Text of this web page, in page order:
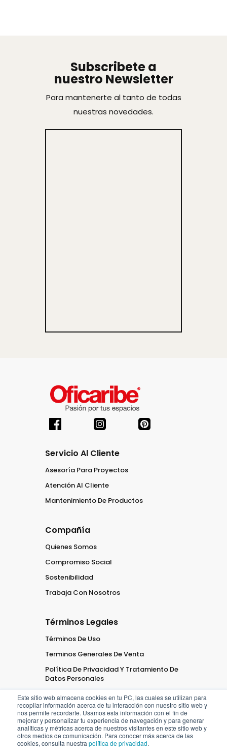
Este sitio web almacena cookies en tu PC, las cuales se utilizan para
recopilar información acerca de tu interacción con nuestro sitio web y
nos permite recordarte. Usamos esta información con el fin de
mejorar y personalizar tu experiencia de navegación y para generar
analíticas y métricas acerca de nuestros visitantes en este sitio web y
otros medios de comunicación. Para conocer más acerca de las
cookies, consulta nuestra política de privacidad.
Subscribete a
nuestro Newsletter
Para mantenerte al tanto de todas
nuestras novedades.
Servicio Al Cliente
Asesoría Para Proyectos
Atención Al Cliente
Mantenimiento De Productos
Compañía
Quienes Somos
Compromiso Social
Sostenibilidad
Trabaja Con Nosotros
Términos Legales
Términos De Uso
Terminos Generales De Venta
Política De Privacidad Y Tratamiento De
Datos Personales
2026OficaribeTodos los
derechosReservados